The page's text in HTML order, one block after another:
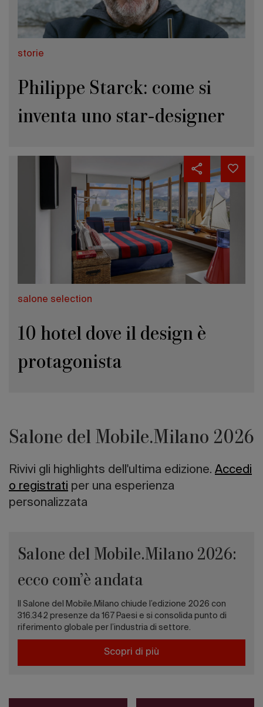
storie
Philippe Starck: come si
inventa uno star-designer
salone selection
10 hotel dove il design è
protagonista
Salone del Mobile.Milano 2026
Rivivi gli highlights dell'ultima edizione. Accedi
o registrati per una esperienza
personalizzata
Salone del Mobile.Milano 2026:
ecco com’è andata
Il Salone del Mobile.Milano chiude l’edizione 2026 con
316.342 presenze da 167 Paesi e si consolida punto di
riferimento globale per l’industria di settore.
Scopri di più